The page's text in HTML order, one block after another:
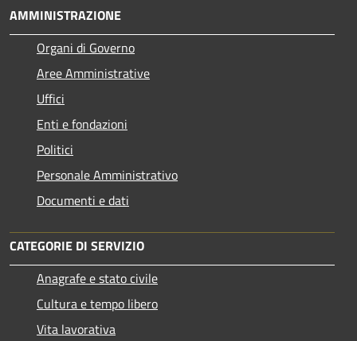
AMMINISTRAZIONE
Organi di Governo
Aree Amministrative
Uffici
Enti e fondazioni
Politici
Personale Amministrativo
Documenti e dati
CATEGORIE DI SERVIZIO
Anagrafe e stato civile
Cultura e tempo libero
Vita lavorativa